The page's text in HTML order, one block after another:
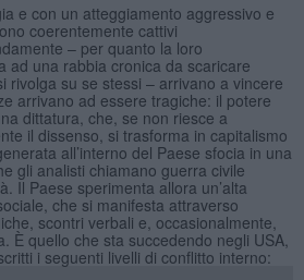
e con un atteggiamento aggressivo e
coerentemente cattivi
– per quanto la loro
ad una rabbia cronica da scaricare
rivolga su se stessi – arrivano a vincere
arrivano ad essere tragiche: il potere
dittatura, che, se non riesce a
il dissenso, si trasforma in capitalismo
all’interno del Paese sfocia in una
gli analisti chiamano guerra civile
Il Paese sperimenta allora un’alta
che si manifesta attraverso
scontri verbali e, occasionalmente,
È quello che sta succedendo negli USA,
i seguenti livelli di conflitto interno: